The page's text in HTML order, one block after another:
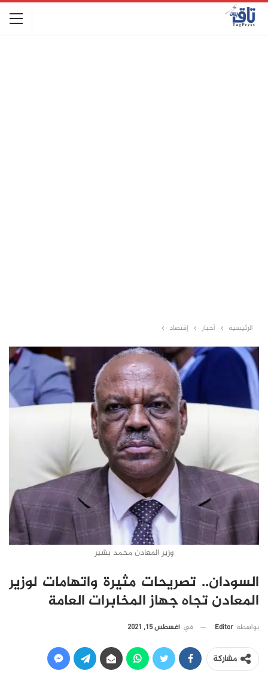
الرئيسية أخبار إقتصاد
وزير المعادن محمد بشير
السودان.. تصريحات مثيرة واتهامات لوزير
المعادن تجاه جهاز المخابرات العامة
بواسطة Editor في أغسطس 15, 2021
مشاركة